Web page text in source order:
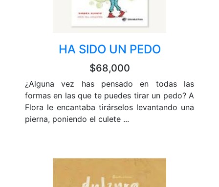
HA SIDO UN PEDO
$68,000
¿Alguna vez has pensado en todas las
formas en las que te puedes tirar un pedo? A
Flora le encantaba tirárselos levantando una
pierna, poniendo el culete ...